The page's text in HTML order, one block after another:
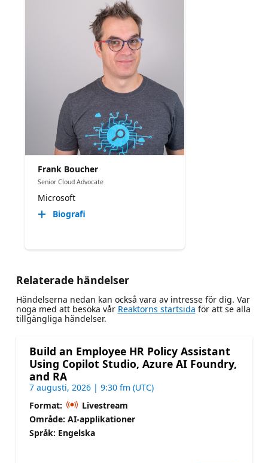
Frank Boucher
Senior Cloud Advocate
Microsoft
Biografi
Relaterade händelser
Händelserna nedan kan också vara av intresse för dig. Var
noga med att besöka vår Reaktorns startsida för att se alla
tillgängliga händelser.
Build an Employee HR Policy Assistant
Using Copilot Studio, Azure AI Foundry,
and RA
7 augusti, 2026 | 9:30 fm (UTC)
Format:
Livestream
Område: AI-applikationer
Språk: Engelska